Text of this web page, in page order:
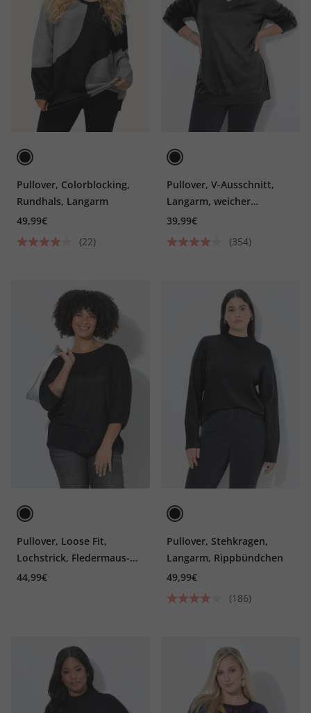
Pullover, Colorblocking,
Rundhals, Langarm
49,99€
(22)
Pullover, V-Ausschnitt,
Langarm, weicher
Feinstrick
39,99€
(354)
Pullover, Loose Fit,
Lochstrick, Fledermaus-
halbarm
44,99€
Pullover, Stehkragen,
Langarm, Rippbündchen
49,99€
(186)